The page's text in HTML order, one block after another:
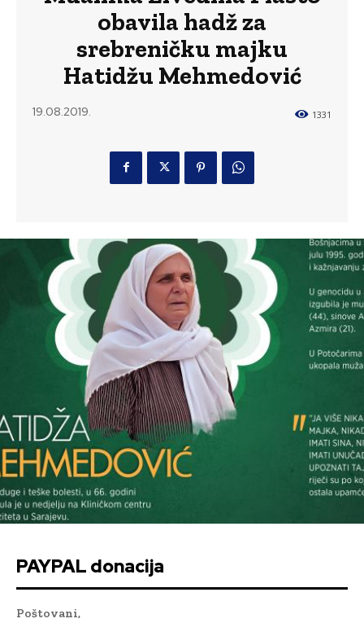
obavila hadž za
srebreničku majku
Hatidžu Mehmedović
19.08.2019. 1331
PAYPAL donacija
Poštovani,